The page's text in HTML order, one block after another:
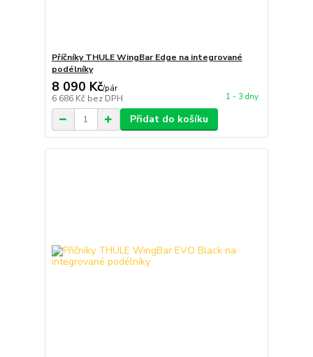
Příčníky THULE WingBar Edge na integrované
podélníky
8 090 Kč/pár
6 686 Kč bez DPH 1 - 3 dny
Přidat do košíku